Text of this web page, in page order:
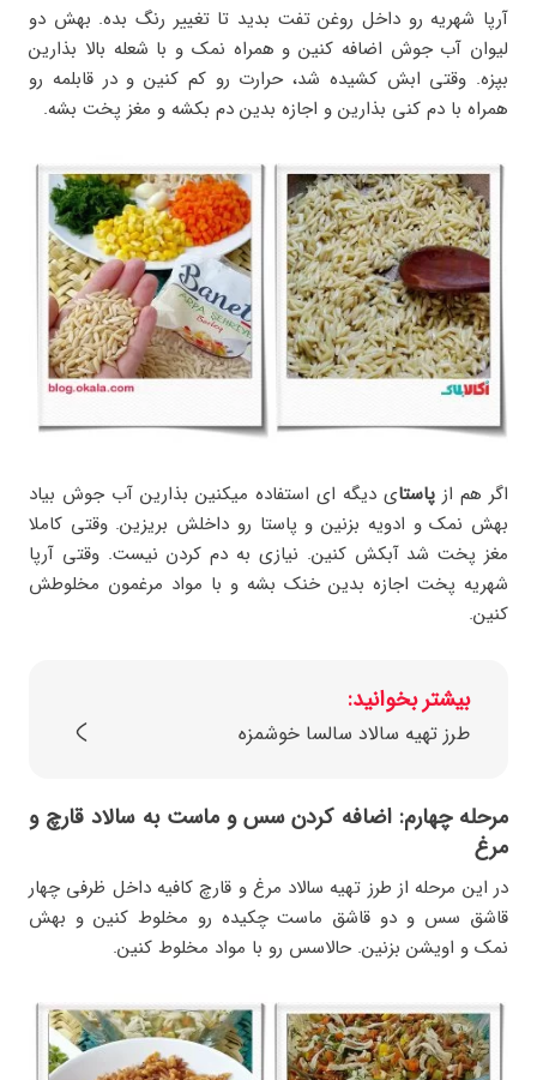
آرپا شهریه رو داخل روغن تفت بدید تا تغییر رنگ بده. بهش دو
لیوان آب جوش اضافه کنین و همراه نمک و با شعله بالا بذارین
بپزه. وقتی ابش کشیده شد، حرارت رو کم کنین و در قابلمه رو
همراه با دم کنی بذارین و اجازه بدین دم بکشه و مغز پخت بشه.
اگر هم از پاستای دیگه ای استفاده میکنین بذارین آب جوش بیاد
بهش نمک و ادویه بزنین و پاستا رو داخلش بریزین. وقتی کاملا
مغز پخت شد آبکش کنین. نیازی به دم کردن نیست. وقتی آرپا
شهریه پخت اجازه بدین خنک بشه و با مواد مرغمون مخلوطش
کنین.
بیشتر بخوانید:
طرز تهیه سالاد سالسا خوشمزه
مرحله چهارم: اضافه کردن سس و ماست به سالاد قارچ و
مرغ
در این مرحله از طرز تهیه سالاد مرغ و قارچ کافیه داخل ظرفی چهار
قاشق سس و دو قاشق ماست چکیده رو مخلوط کنین و بهش
نمک و اویشن بزنین. حالاسس رو با مواد مخلوط کنین.